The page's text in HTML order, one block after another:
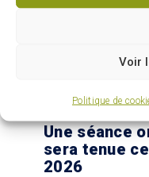
Voir
Politique de
Tous les avis
04 AOÛT 2026
Une séance
sera tenue
2026